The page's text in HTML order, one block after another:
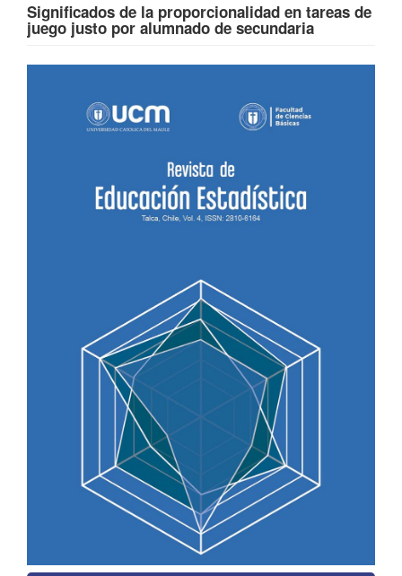
Significados de la proporcionalidad en tareas de
juego justo por alumnado de secundaria
Barra